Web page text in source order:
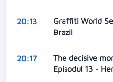
20:13
Graffiti World
Brazil
20:17
The decisive
Episodul 13 -